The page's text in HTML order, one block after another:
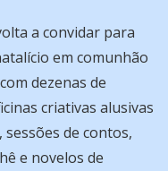
a convidar para
em comunhão
dezenas de
criativas alusivas
de contos,
e novelos de